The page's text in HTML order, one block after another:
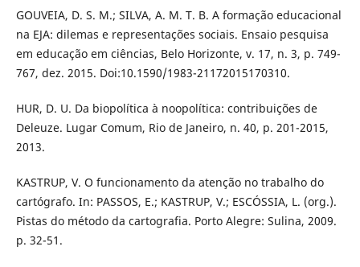
GOUVEIA, D. S. M.; SILVA, A. M. T. B. A formação educacional
na EJA: dilemas e representações sociais. Ensaio pesquisa
em educação em ciências, Belo Horizonte, v. 17, n. 3, p. 749-
767, dez. 2015. Doi:10.1590/1983-21172015170310.
HUR, D. U. Da biopolítica à noopolítica: contribuições de
Deleuze. Lugar Comum, Rio de Janeiro, n. 40, p. 201-2015,
2013.
KASTRUP, V. O funcionamento da atenção no trabalho do
cartógrafo. In: PASSOS, E.; KASTRUP, V.; ESCÓSSIA, L. (org.).
Pistas do método da cartografia. Porto Alegre: Sulina, 2009.
p. 32-51.